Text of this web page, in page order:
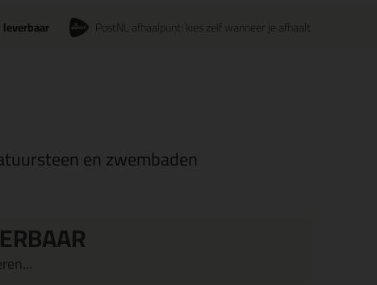
PostNL afhaalpunt: kies zelf wanneer je afhaalt
en zwembaden